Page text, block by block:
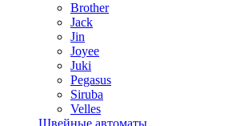
Brother
Jack
Jin
Joyee
Juki
Pegasus
Siruba
Velles
Швейные автоматы